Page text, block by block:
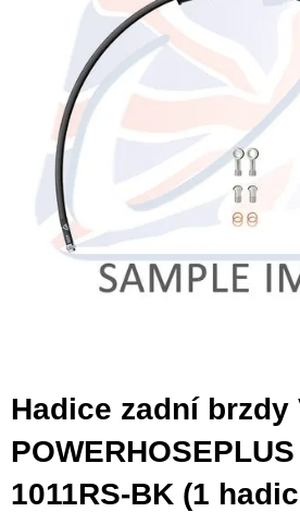
Hadice zadní brzdy
1011RS-BK (1